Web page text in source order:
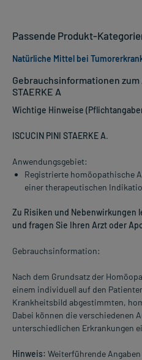
Gebrauchsinformationen zum
STAERKE A
Wichtige Hinweise
ISCUCIN PINI STAERKE A.
Anwendungsgebiet:
Registrierte homöopathische
einer therapeutischen
Zu Risiken und Nebenwirkungen
und fragen Sie Ihren Arzt oder
Gebrauchsinformation:
Nach dem Grundsatz der
einem individuell auf den
Krankheitsbild abgestimmten,
Dabei können die verschiedenen
unterschiedlichen Erkrankungen
Hinweis: Weiterführende
Passende Produkt-
Natürliche Mittel bei